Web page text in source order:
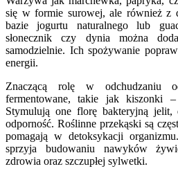
się w formie surowej, ale również z
bazie jogurtu naturalnego lub
słonecznik czy dynia można
samodzielnie. Ich spożywanie
energii.
Znaczącą rolę w odchudzaniu
fermentowane, takie jak kiszonki
Stymulują one florę bakteryjną jelit,
odporność. Roślinne przekąski są
pomagają w detoksykacji
sprzyja budowaniu nawyków
zdrowia oraz szczupłej sylwetki.